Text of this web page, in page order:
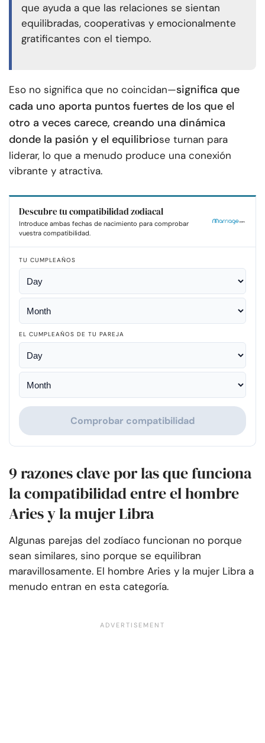
que ayuda a que las relaciones se sientan
equilibradas, cooperativas y emocionalmente
gratificantes con el tiempo.
Eso no significa que no coincidan—significa que
cada uno aporta puntos fuertes de los que el
otro a veces carece, creando una dinámica
donde la pasión y el equilibriose turnan para
liderar, lo que a menudo produce una conexión
vibrante y atractiva.
Descubre tu compatibilidad zodiacal
Introduce ambas fechas de nacimiento para comprobar
vuestra compatibilidad.
TU CUMPLEAÑOS
EL CUMPLEAÑOS DE TU PAREJA
Comprobar compatibilidad
9 razones clave por las que funciona
la compatibilidad entre el hombre
Aries y la mujer Libra
Algunas parejas del zodíaco funcionan no porque
sean similares, sino porque se equilibran
maravillosamente. El hombre Aries y la mujer Libra a
menudo entran en esta categoría.